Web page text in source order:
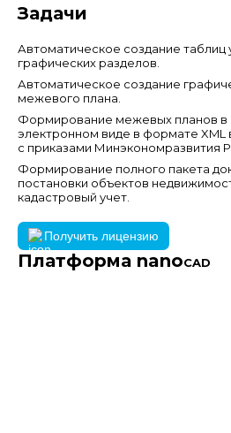
Задачи
Автоматическое создание таблиц
графических разделов.
Автоматическое создание
межевого плана.
Формирование межевых планов в
электронном виде в формате XML
с приказами Минэкономразвития
Формирование полного пакета
постановки объектов
кадастровый учет.
Получить лицензию
Платформа nanoCAD